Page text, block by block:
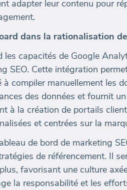
adapter leur contenu pour
dans la rationalisation
les capacités de Google
SEO. Cette intégration
à compiler manuellement les
des données et fournit
à la création de portails
et centrées sur la
de bord de marketing
de référencement. Il
favorisant une culture
la responsabilité et les